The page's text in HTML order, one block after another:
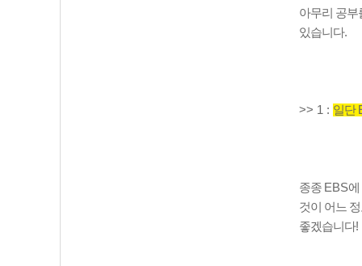
아무리 공부
있습니다.
>> 1 : 일단
종종 EBS
것이 어느
좋겠습니다!